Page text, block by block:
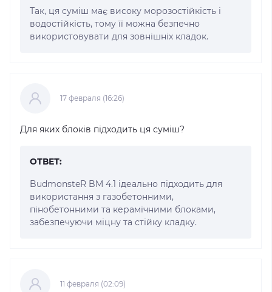
Так, ця суміш має високу морозостійкість і
водостійкість, тому її можна безпечно
використовувати для зовнішніх кладок.
17 февраля (16:26)
Для яких блоків підходить ця суміш?
ОТВЕТ:
BudmonsteR BM 4.1 ідеально підходить для
використання з газобетонними,
пінобетонними та керамічними блоками,
забезпечуючи міцну та стійку кладку.
11 февраля (02:09)